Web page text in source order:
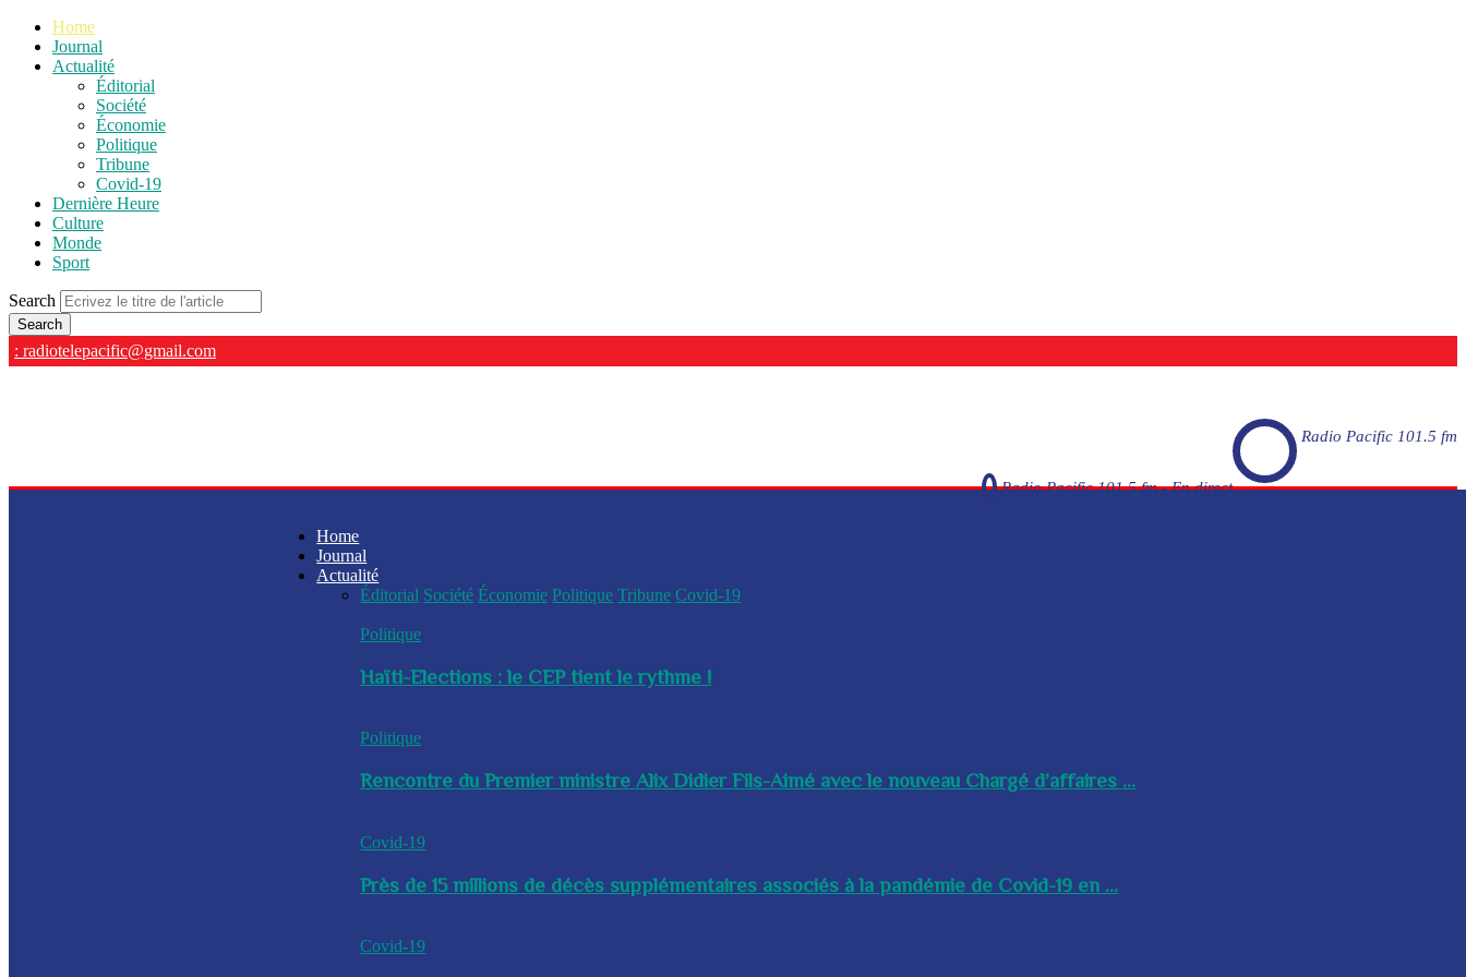
Home
Journal
Actualité
Éditorial
Société
Économie
Politique
Tribune
Covid-19
Dernière Heure
Culture
Monde
Sport
Search
: radiotelepacific@gmail.com
Radio Pacific 101.5 fm
Radio Pacific 101.5 fm - En direct
Home
Journal
Actualité
Éditorial Société Économie Politique Tribune Covid-19
Politique
Haïti-Elections : le CEP tient le rythme !
Politique
Rencontre du Premier ministre Alix Didier Fils-Aimé avec le nouveau Chargé d’affaires ...
Covid-19
Près de 15 millions de décès supplémentaires associés à la pandémie de Covid-19 en ...
Covid-19